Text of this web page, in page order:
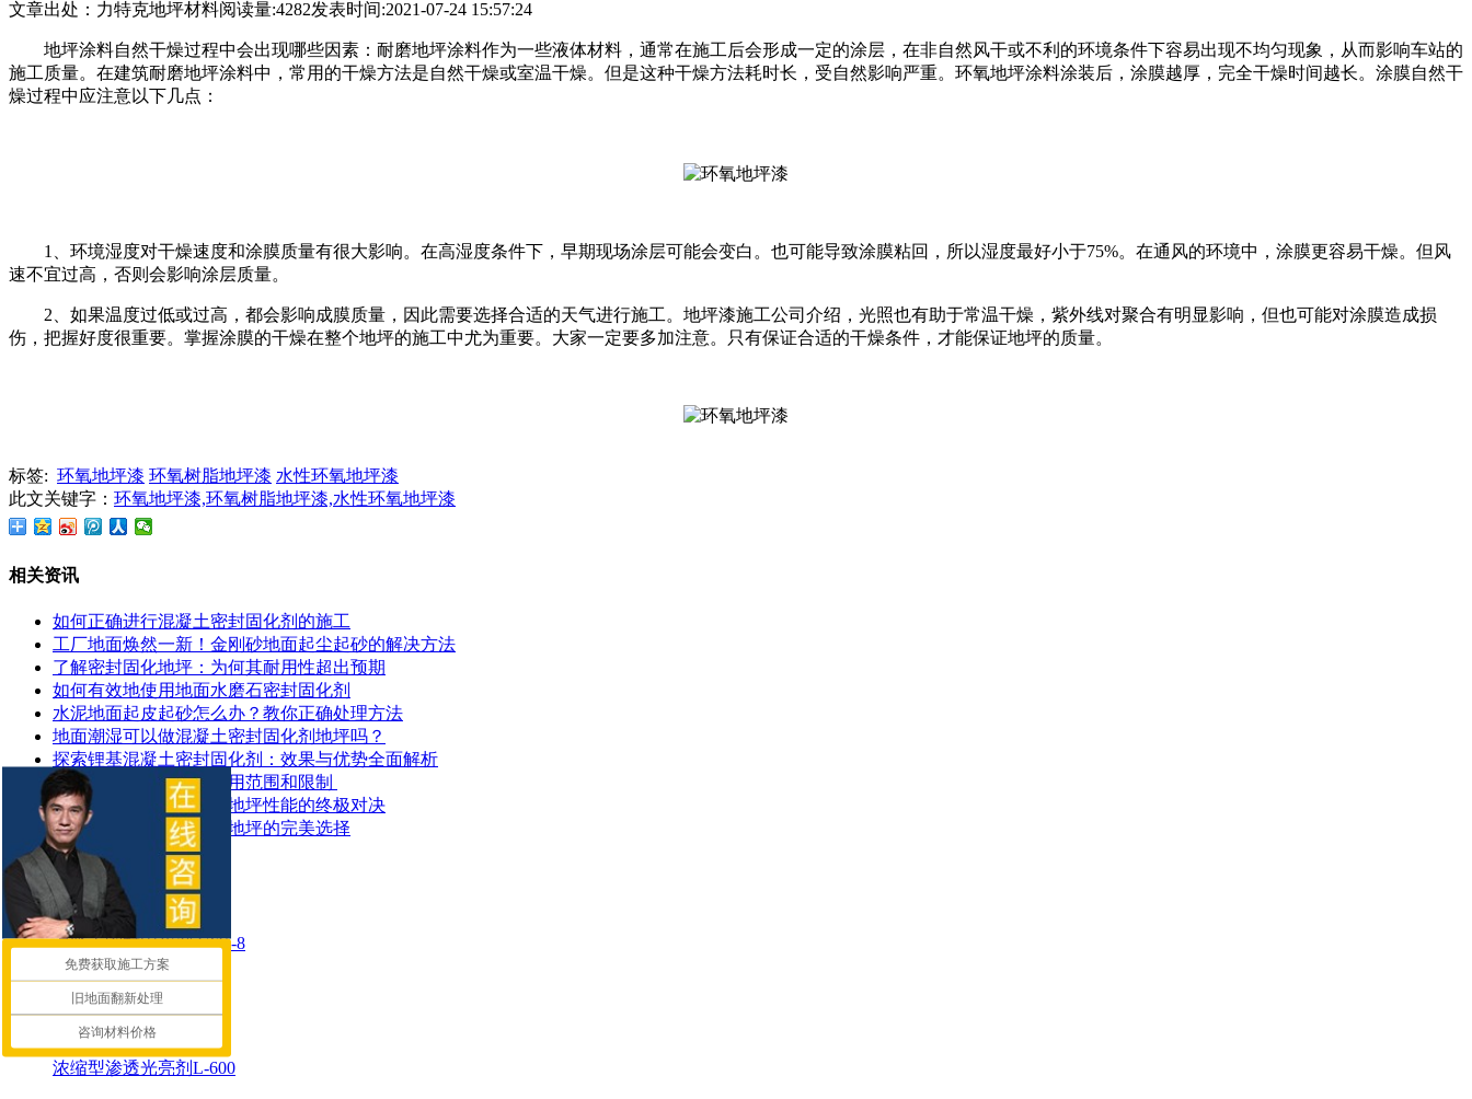
文章出处：力特克地坪材料阅读量:4282发表时间:2021-07-24 15:57:24
地坪涂料自然干燥过程中会出现哪些因素：耐磨地坪涂料作为一些液体材料，通常在施工后会形成一定的涂层，在非自然风干或不利的环境条件下容易出现不均匀现象，从而影响车站的
施工质量。在建筑耐磨地坪涂料中，常用的干燥方法是自然干燥或室温干燥。但是这种干燥方法耗时长，受自然影响严重。环氧地坪涂料涂装后，涂膜越厚，完全干燥时间越长。涂膜自然干
燥过程中应注意以下几点：
1、环境湿度对干燥速度和涂膜质量有很大影响。在高湿度条件下，早期现场涂层可能会变白。也可能导致涂膜粘回，所以湿度最好小于75%。在通风的环境中，涂膜更容易干燥。但风
速不宜过高，否则会影响涂层质量。
2、如果温度过低或过高，都会影响成膜质量，因此需要选择合适的天气进行施工。地坪漆施工公司介绍，光照也有助于常温干燥，紫外线对聚合有明显影响，但也可能对涂膜造成损
伤，把握好度很重要。掌握涂膜的干燥在整个地坪的施工中尤为重要。大家一定要多加注意。只有保证合适的干燥条件，才能保证地坪的质量。
标签: 环氧地坪漆 环氧树脂地坪漆 水性环氧地坪漆
此文关键字： 环氧地坪漆,环氧树脂地坪漆,水性环氧地坪漆
相关资讯
如何正确进行混凝土密封固化剂的施工
工厂地面焕然一新！金刚砂地面起尘起砂的解决方法
了解密封固化地坪：为何其耐用性超出预期
如何有效地使用地面水磨石密封固化剂
水泥地面起皮起砂怎么办？教你正确处理方法
地面潮湿可以做混凝土密封固化剂地坪吗？
探索锂基混凝土密封固化剂：效果与优势全面解析
​混凝土密封固化剂的应用范围和限制 ​
混凝土染色地坪与环氧地坪性能的终极对决
让停车场更耐用：固化地坪的完美选择
推荐产品
混凝土密封固化剂 LTK-8
混凝土染色剂 L-800
浓缩型渗透光亮剂L-600
免费获取施工方案
旧地面翻新处理
咨询材料价格